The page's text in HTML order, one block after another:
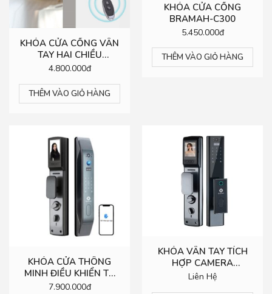
KHÓA CỬA CỔNG VÂN
TAY HAI CHIỀU
BRAMAH-C320
4.800.000đ
THÊM VÀO GIỎ HÀNG
KHÓA CỬA CỔNG
BRAMAH-C300
5.450.000đ
THÊM VÀO GIỎ HÀNG
KHÓA CỬA THÔNG
MINH ĐIỀU KHIỂN TỪ
XA BRAMAH-LX900
7.900.000đ
KHÓA VÂN TAY TÍCH
HỢP CAMERA
BRAMAH- LX800 PLUS
Liên Hệ